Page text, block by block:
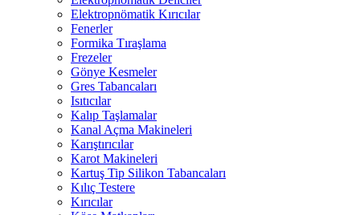
Elektropnömatik Kırıcılar
Fenerler
Formika Tıraşlama
Frezeler
Gönye Kesmeler
Gres Tabancaları
Isıtıcılar
Kalıp Taşlamalar
Kanal Açma Makineleri
Karıştırıcılar
Karot Makineleri
Kartuş Tip Silikon Tabancaları
Kılıç Testere
Kırıcılar